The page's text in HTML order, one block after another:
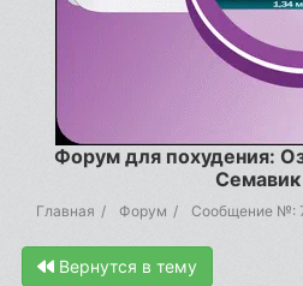
Форум для похудения:
Семавик
Главная Форум Сообщение №:
Вернутся в тему